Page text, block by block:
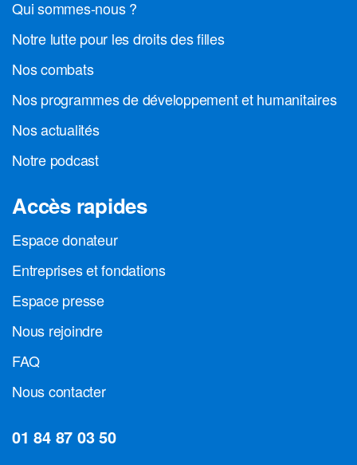
Qui sommes-nous ?
Notre lutte pour les droits des filles
Nos combats
Nos programmes de développement et humanitaires
Nos actualités
Notre podcast
Accès rapides
Espace donateur
Entreprises et fondations
Espace presse
Nous rejoindre
FAQ
Nous contacter
01 84 87 03 50